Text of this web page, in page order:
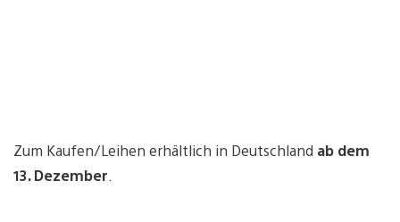
Zum Kaufen/Leihen erhältlich in Deutschland ab dem
13. Dezember